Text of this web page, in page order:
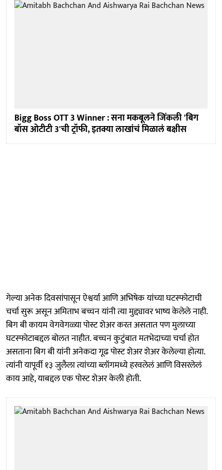
Bigg Boss OTT 3 Winner : सना मकबूलने जिंकली 'बिग
बॉस ओटीटी 3'ची ट्रॉफी, इतक्या लाखांचं मिळालं बक्षीस
गेल्या अनेक दिवसांपासून ऐश्वर्या आणि अभिषेक यांच्या घटस्फोटाची
चर्चा सुरू असून अमिताभ बच्चन यांनी त्या मुद्द्यावर भाष्य केलेले नाही.
बिग बी कायम वेगवेगळ्या पोस्ट शेअर करत असतात पण मुलाच्या
घटस्फोटाबद्दल बोलत नाहीत. बच्चन कुटुंबात मतभेदाच्या चर्चा होत
असताना बिग बी यांनी अनेकदा गूढ पोस्ट शेअर शेअर केलेल्या होत्या.
त्यांनी यापूर्वी १३ जुलैला त्यांच्या ब्लॉगमध्ये हरवलेलं आणि विसरलेलं
काय आहे, याबद्दल एक पोस्ट शेअर केली होती.